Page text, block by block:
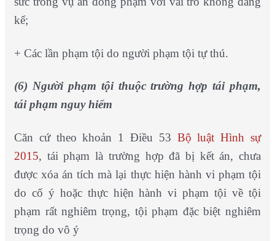
kể;
+ Các lần phạm tội do người phạm tội tự thú.
(6) Người phạm tội thuộc trường hợp tái phạm,
tái phạm nguy hiểm
Căn cứ theo khoản 1 Điều 53 Bộ luật Hình sự
2015, tái phạm là trường hợp đã bị kết án, chưa
được xóa án tích mà lại thực hiện hành vi phạm tội
do cố ý hoặc thực hiện hành vi phạm tội về tội
phạm rất nghiêm trọng, tội phạm đặc biệt nghiêm
trọng do vô ý